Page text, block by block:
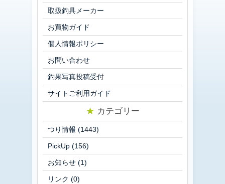
取扱釣具メーカー
お買物ガイド
個人情報ポリシー
お問い合わせ
釣果写真投稿受付
サイトご利用ガイド
★ カテゴリー
つり情報 (1443)
PickUp (156)
お知らせ (1)
リンク (0)